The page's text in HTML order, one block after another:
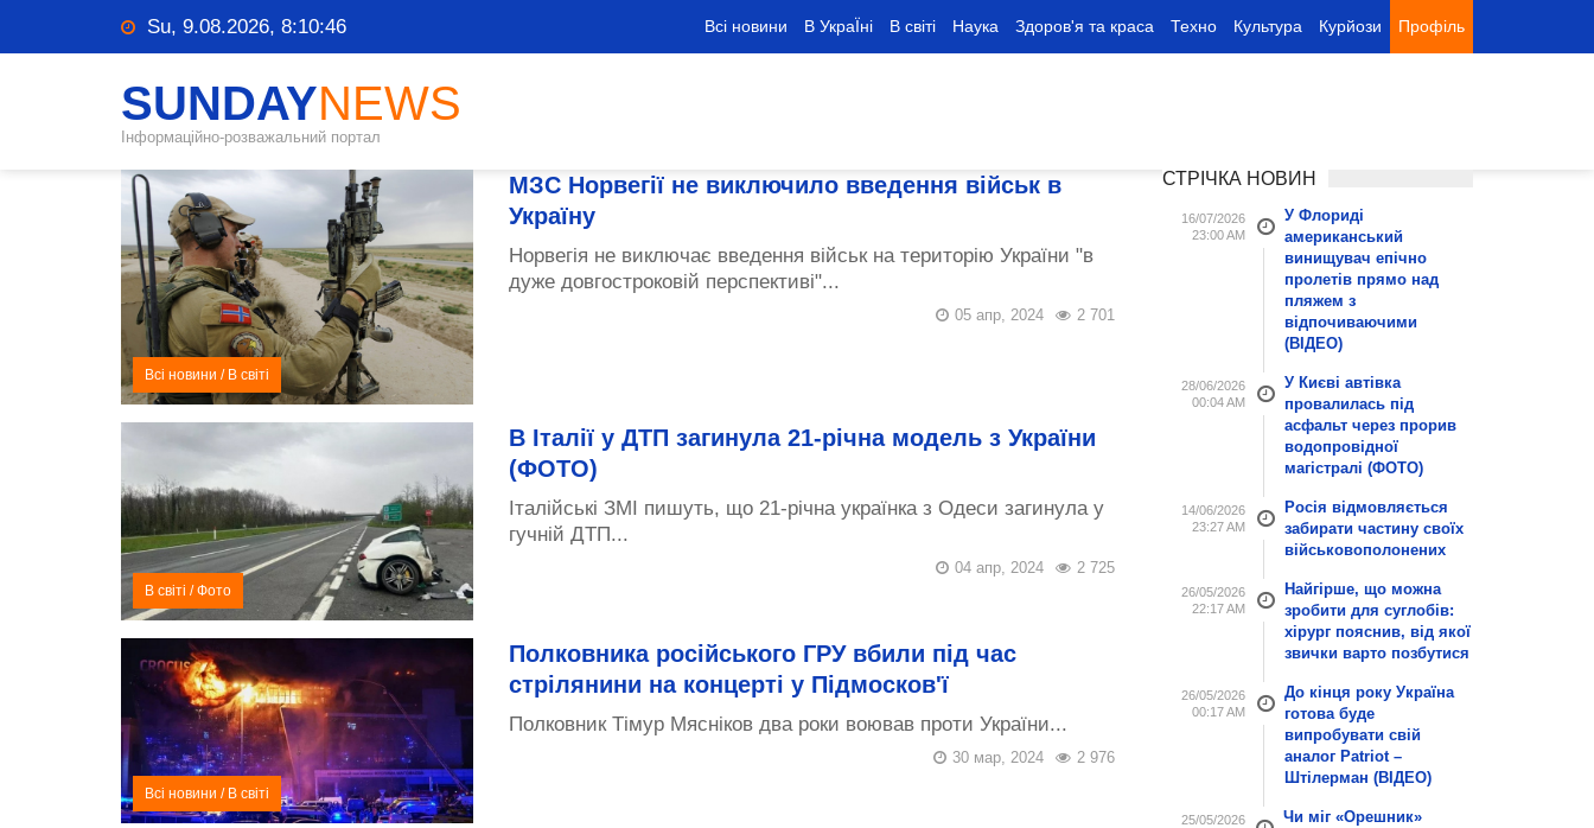
Su, 9.08.2026, 8:10:47 Всі новини В УкраЇні В світі Наука Здоров'я та краса Техно Культура Курйози Профіль
SUNDAYNEWS
Інформаційно-розважальний портал
Всі новини / В світі
МЗС Норвегії не виключило введення військ в
Україну
Норвегія не виключає введення військ на територію України "в
дуже довгостроковій перспективі"...
2 701
05 апр, 2024
В світі /Фото
В Італії у ДТП загинула 21-річна модель з України
(ФОТО)
Італійські ЗМІ пишуть, що 21-річна українка з Одеси загинула у
гучній ДТП...
2 725
04 апр, 2024
Всі новини / В світі
Полковника російського ГРУ вбили під час
стрілянини на концерті у Підмосков'ї
Полковник Тімур Мясніков два роки воював проти України...
2 976
30 мар, 2024
СТРІЧКА НОВИН
16/07/2026
23:00 AM
У Флориді
американський
винищувач епічно
пролетів прямо над
пляжем з
відпочиваючими
(ВІДЕО)
28/06/2026
00:04 AM
У Києві автівка
провалилась під
асфальт через прорив
водопровідної
магістралі (ФОТО)
14/06/2026
23:27 AM
Росія відмовляється
забирати частину своїх
військовополонених
26/05/2026
22:17 AM
Найгірше, що можна
зробити для суглобів:
хірург пояснив, від якої
звички варто позбутися
26/05/2026
00:17 AM
До кінця року Україна
готова буде
випробувати свій
аналог Patriot –
Штілерман (ВІДЕО)
25/05/2026
Чи міг «Орешник»